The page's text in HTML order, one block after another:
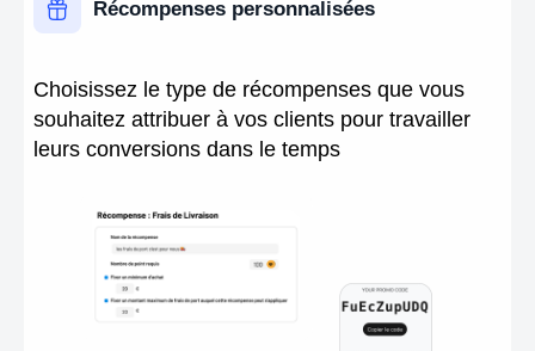
Récompenses personnalisées
Choisissez le type de récompenses que vous
souhaitez attribuer à vos clients pour travailler
leurs conversions dans le temps